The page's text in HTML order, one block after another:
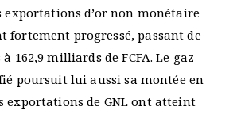
exportations d’or non monétaire
fortement progressé, passant de
162,9 milliards de FCFA. Le gaz
poursuit lui aussi sa montée en
exportations de GNL ont atteint